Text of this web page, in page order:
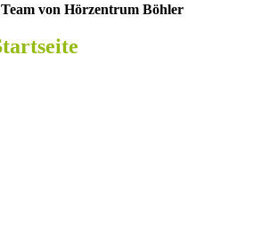
von Hörzentrum Böhler